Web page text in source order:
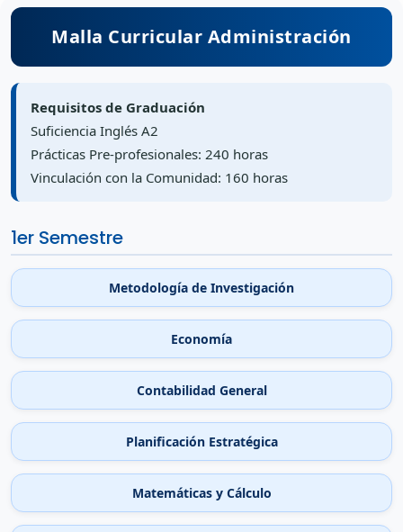
Malla Curricular Administración
Requisitos de Graduación
Suficiencia Inglés A2
Prácticas Pre-profesionales: 240 horas
Vinculación con la Comunidad: 160 horas
1er Semestre
Metodología de Investigación
Economía
Contabilidad General
Planificación Estratégica
Matemáticas y Cálculo